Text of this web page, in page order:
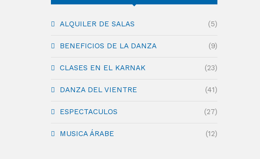
ALQUILER DE SALAS (5)
BENEFICIOS DE LA DANZA (9)
CLASES EN EL KARNAK (23)
DANZA DEL VIENTRE (41)
ESPECTACULOS (27)
MUSICA ÁRABE (12)